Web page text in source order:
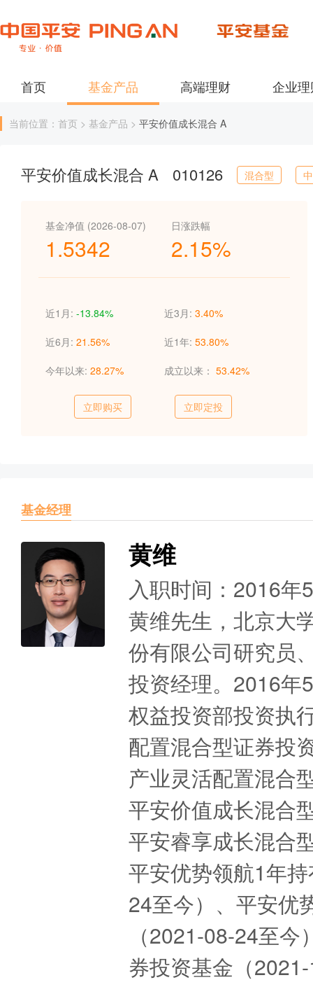
首页 基金产品 高端理财 企业
当前位置：首页 > 基金产品 > 平安价值成长混合 A
平安价值成长混合 A 010126 混合型
基金净值 (2026-08-07)
1.5342
日涨跌幅
2.15%
近1月: -13.84% 近3月: 3.40%
近6月: 21.56% 近1年: 53.80%
今年以来: 28.27% 成立以来： 53.42%
立即购买 立即定投
基金经理
黄维
入职时间：2016年
黄维先生，北京大
份有限公司研究员
投资经理。2016年
权益投资部投资执
配置混合型证券投
产业灵活配置混合
平安价值成长混合
平安睿享成长混合
平安优势领航1年
24至今）、平安优
（2021-08-24至
券投资基金（